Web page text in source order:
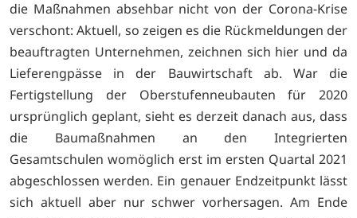
die Maßnahmen absehbar nicht von der Corona-Krise
verschont: Aktuell, so zeigen es die Rückmeldungen der
beauftragten Unternehmen, zeichnen sich hier und da
Lieferengpässe in der Bauwirtschaft ab. War die
Fertigstellung der Oberstufenneubauten für 2020
ursprünglich geplant, sieht es derzeit danach aus, dass
die Baumaßnahmen an den Integrierten
Gesamtschulen womöglich erst im ersten Quartal 2021
abgeschlossen werden. Ein genauer Endzeitpunkt lässt
sich aktuell aber nur schwer vorhersagen. Am Ende